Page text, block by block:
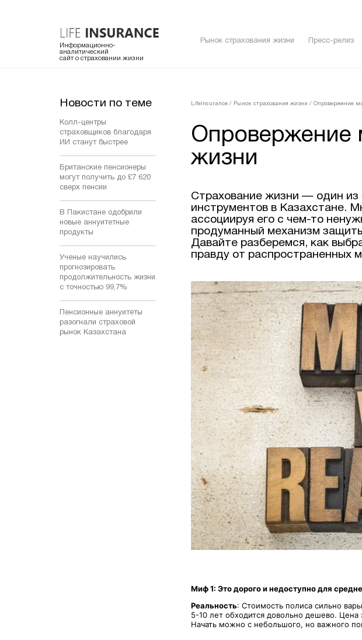
Информационно-
аналитический
сайт о страховании жизни
Рынок страхования жизни Пресс-релиз
Новости по теме
Колл-центры
страховщиков благодаря
ИИ станут быстрее
Британские пенсионеры
могут получить до £7 620
сверх пенсии
В Пакистане одобрили
новые аннуитетные
продукты
Ученые научились
прогнозировать
продолжительность жизни
с точностью 99,7%
Пенсионные аннуитеты
разогнали страховой
рынок Казахстана
LifeInsurance / Рынок страхования жизни / Опровержение
Опровержение
жизни
Страхование жизни — один
инструментов в Казахстане.
ассоциируя его с чем-то
продуманный механизм
Давайте разберемся, как
правду от распространенных
Миф 1: Это дорого и недоступно для
Реальность: Стоимость полиса сильно
5-10 лет обходится довольно дешево. Цена
Начать можно с небольшого, но важного